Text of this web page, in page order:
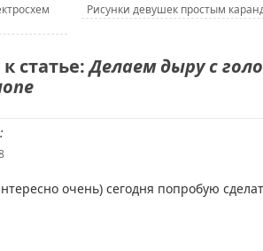
Рисунки девушек простым
статье:Делаем дыру с
очень) сегодня попробую